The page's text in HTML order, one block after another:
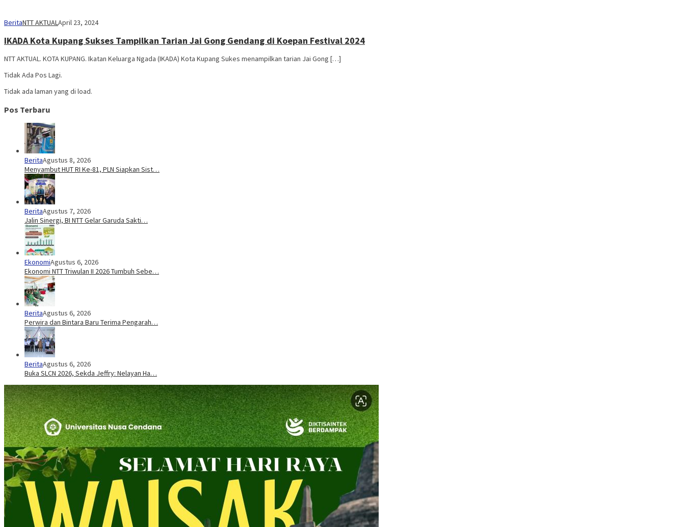
BeritaNTT AKTUALApril 23, 2024
IKADA Kota Kupang Sukses Tampilkan Tarian Jai Gong Gendang di Koepan Festival 2024
NTT AKTUAL. KOTA KUPANG. Ikatan Keluarga Ngada (IKADA) Kota Kupang Sukes menampilkan tarian Jai Gong […]
Tidak Ada Pos Lagi.
Tidak ada laman yang di load.
Pos Terbaru
BeritaAgustus 8, 2026
Menyambut HUT RI Ke-81, PLN Siapkan Sist…
BeritaAgustus 7, 2026
Jalin Sinergi, BI NTT Gelar Garuda Sakti…
EkonomiAgustus 6, 2026
Ekonomi NTT Triwulan II 2026 Tumbuh Sebe…
BeritaAgustus 6, 2026
Perwira dan Bintara Baru Terima Pengarah…
BeritaAgustus 6, 2026
Buka SLCN 2026, Sekda Jeffry: Nelayan Ha…